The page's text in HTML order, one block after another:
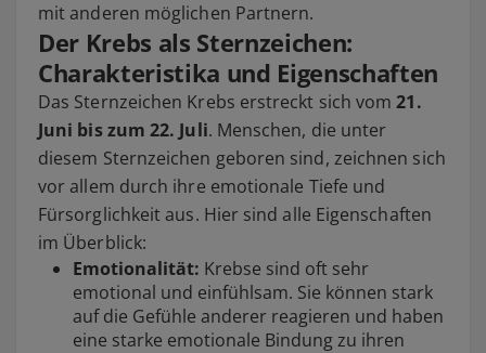
mit anderen möglichen Partnern.
Der Krebs als Sternzeichen:
Charakteristika und Eigenschaften
Das Sternzeichen Krebs erstreckt sich vom21.
Juni bis zum 22. Juli. Menschen, die unter
diesem Sternzeichen geboren sind, zeichnen sich
vor allem durch ihre emotionale Tiefe und
Fürsorglichkeit aus. Hier sind alle Eigenschaften
im Überblick:
Emotionalität: Krebse sind oft sehr
emotional und einfühlsam. Sie können stark
auf die Gefühle anderer reagieren und haben
eine starke emotionale Bindung zu ihren